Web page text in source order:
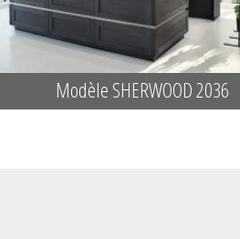
Modèle SHERWOOD 2036